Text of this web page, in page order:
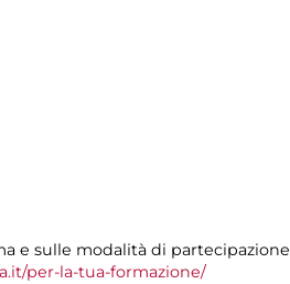
e sulle modalità di
per-la-tua-formazione/